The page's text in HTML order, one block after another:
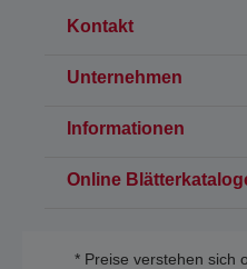
Kontakt
Unternehmen
Informationen
Online
* Preise verstehen sich